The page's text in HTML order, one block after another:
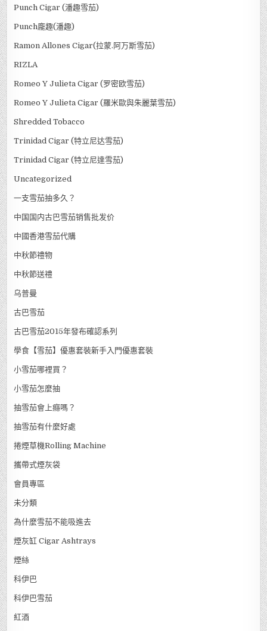
Punch Cigar (潘趣雪茄)
Punch龐趣(潘趣)
Ramon Allones Cigar(拉蒙.阿万斯雪茄)
RIZLA
Romeo Y Julieta Cigar (罗密欧雪茄)
Romeo Y Julieta Cigar (羅米歐與朱麗葉雪茄)
Shredded Tobacco
Trinidad Cigar (特立尼达雪茄)
Trinidad Cigar (特立尼達雪茄)
Uncategorized
一支雪茄抽多久？
中国国内古巴雪茄销售批发价
中國香港雪茄代購
中秋節禮物
中秋節送禮
乌普曼
古巴雪茄
古巴雪茄2015年發布確認系列
學食【雪茄】優惠套裝新手入門優惠套裝
小雪茄哪裡買？
小雪茄怎麼抽
抽雪茄會上癮嗎？
抽雪茄有什麼好處
捲煙草機Rolling Machine
攜帶式煙灰袋
會員專區
未分類
為什麼雪茄不能吸進去
煙灰缸 Cigar Ashtrays
煙絲
科伊巴
科伊巴雪茄
紅酒